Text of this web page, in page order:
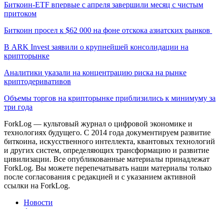
Биткоин-ETF впервые с апреля завершили месяц с чистым
притоком
Биткоин просел к $62 000 на фоне отскока азиатских рынков
В ARK Invest заявили о крупнейшей консолидации на
крипторынке
Аналитики указали на концентрацию риска на рынке
криптодеривативов
Объемы торгов на крипторынке приблизились к минимуму за
три года
ForkLog — культовый журнал о цифровой экономике и
технологиях будущего. С 2014 года документируем развитие
биткоина, искусственного интеллекта, квантовых технологий
и других систем, определяющих трансформацию и развитие
цивилизации. Все опубликованные материалы принадлежат
ForkLog. Вы можете перепечатывать наши материалы только
после согласования с редакцией и с указанием активной
ссылки на ForkLog.
Новости